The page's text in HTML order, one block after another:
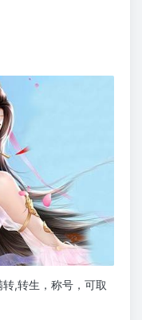
,转生，称号，可取